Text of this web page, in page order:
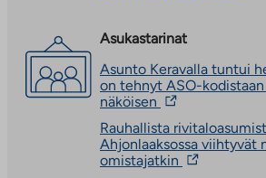
Asukastarinat
Asunto Keravalla tuntui
on tehnyt ASO-
näköisen Linkki
ulkopuoliseen
palveluun.
Linkki
Rauhallista
Ahjonlaaksossa viihtyvät
omistajatkin Linkki